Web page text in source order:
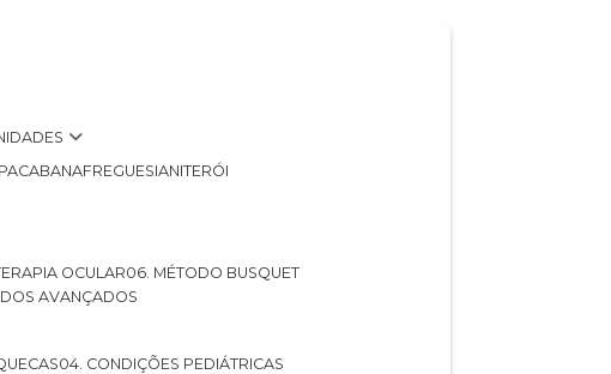
FREGUESIA
NITERÓI
OCULAR
06. MÉTODO BUSQUET
AVANÇADOS
04. CONDIÇÕES PEDIÁTRICAS